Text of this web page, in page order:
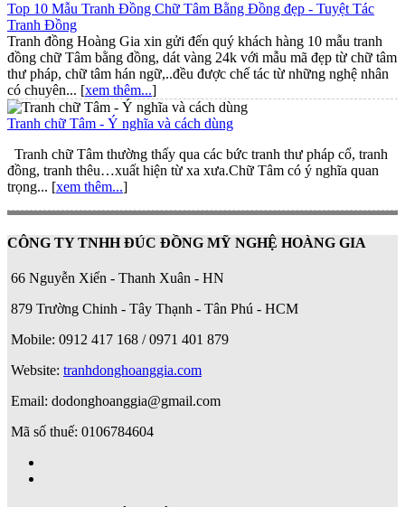
Top 10 Mẫu Tranh Đồng Chữ Tâm Bằng Đồng đẹp - Tuyệt Tác
Tranh Đồng
Tranh đồng Hoàng Gia xin gửi đến quý khách hàng 10 mẫu tranh
đồng chữ Tâm bằng đồng, dát vàng 24k với mẫu mã đẹp từ chữ tâm
thư pháp, chữ tâm hán ngữ,..đều được chế tác từ những nghệ nhân
có chuyên... [xem thêm...]
Tranh chữ Tâm - Ý nghĩa và cách dùng
Tranh chữ Tâm thường thấy qua các bức tranh thư pháp cổ, tranh
đồng, tranh thêu…xuất hiện từ xa xưa.Chữ Tâm có ý nghĩa quan
trọng... [xem thêm...]
CÔNG TY TNHH ĐÚC ĐỒNG MỸ NGHỆ HOÀNG GIA
66 Nguyễn Xiển - Thanh Xuân - HN
879 Trường Chinh - Tây Thạnh - Tân Phú - HCM
Mobile: 0912 417 168 / 0971 401 879
Website: tranhdonghoanggia.com
Email: dodonghoanggia@gmail.com
Mã số thuế: 0106784604